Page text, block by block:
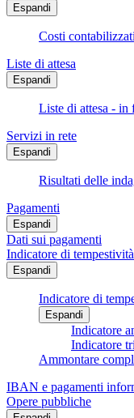
Espandi
Costi
Liste di attesa
Espandi
Liste di attesa - in
Servizi in rete
Espandi
Risultati delle
Pagamenti
Espandi
Dati sui pagamenti
Indicatore di
Espandi
Indicatore di
Espandi
Indicatore
Indicatore
Ammontare
IBAN e pagamenti
Opere pubbliche